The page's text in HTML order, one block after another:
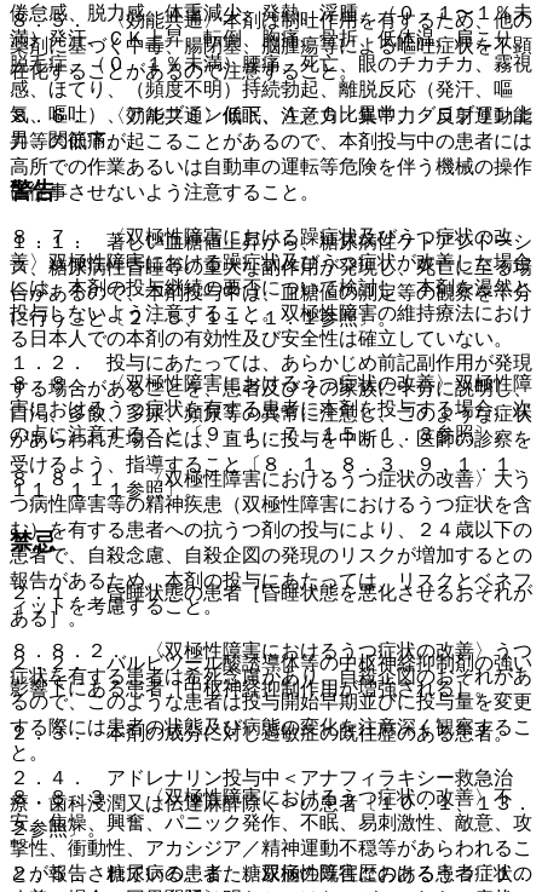
８．５． 〈効能共通〉本剤は制吐作用を有するため、他の
薬剤に基づく中毒、腸閉塞、脳腫瘍等による嘔吐症状を不顕
在化することがあるので注意すること。
８．６． 〈効能共通〉傾眠、注意力・集中力・反射運動能
力等の低下が起こることがあるので、本剤投与中の患者には
高所での作業あるいは自動車の運転等危険を伴う機械の操作
に従事させないよう注意すること。
８．７． 〈双極性障害における躁症状及びうつ症状の改
善〉双極性障害における躁症状及びうつ症状が改善した場合
には、本剤の投与継続の要否について検討し、本剤を漫然と
投与しないよう注意すること。双極性障害の維持療法におけ
る日本人での本剤の有効性及び安全性は確立していない。
８．８． 〈双極性障害におけるうつ症状の改善〉双極性障
害におけるうつ症状を有する患者に本剤を投与する場合、次
の点に注意すること〔９．１．７、１５．１．３参照〕。
８．８．１． 〈双極性障害におけるうつ症状の改善〉大う
つ病性障害等の精神疾患（双極性障害におけるうつ症状を含
む）を有する患者への抗うつ剤の投与により、２４歳以下の
患者で、自殺念慮、自殺企図の発現のリスクが増加するとの
報告があるため、本剤の投与にあたっては、リスクとベネフ
ィットを考慮すること。
８．８．２． 〈双極性障害におけるうつ症状の改善〉うつ
症状を有する患者は希死念慮があり、自殺企図のおそれがあ
るので、このような患者は投与開始早期並びに投与量を変更
する際には患者の状態及び病態の変化を注意深く観察するこ
と。
８．８．３． 〈双極性障害におけるうつ症状の改善〉不
安、焦燥、興奮、パニック発作、不眠、易刺激性、敵意、攻
撃性、衝動性、アカシジア／精神運動不穏等があらわれるこ
とが報告されている。また、双極性障害におけるうつ症状の
倦怠感、脱力感、体重減少、発熱、浮腫、（０．１〜１％未
満）発汗、ＣＫ上昇、転倒、胸痛、骨折、低体温、肩こり、
脱毛症、（０．１％未満）腰痛、死亡、眼のチカチカ、霧視
感、ほてり、（頻度不明）持続勃起、離脱反応（発汗、嘔
気、嘔吐）、アルブミン低下、Ａ／Ｇ比異常、グロブリン上
昇、関節痛。
警告
１．１． 著しい血糖値上昇から、糖尿病性ケトアシドーシ
ス、糖尿病性昏睡等の重大な副作用が発現し、死亡に至る場
合があるので、本剤投与中は、血糖値の測定等の観察を十分
に行うこと〔２．５、１１．１．１参照〕。
１．２． 投与にあたっては、あらかじめ前記副作用が発現
する場合があることを、患者及びその家族に十分に説明し、
口渇、多飲、多尿、頻尿等の異常に注意し、このような症状
があらわれた場合には、直ちに投与を中断し、医師の診察を
受けるよう、指導すること〔８．１、８．３、９．１．１、
１１．１．１参照〕。
禁忌
２．１． 昏睡状態の患者［昏睡状態を悪化させるおそれが
ある］。
２．２． バルビツール酸誘導体等の中枢神経抑制剤の強い
影響下にある患者［中枢神経抑制作用が増強される］。
２．３． 本剤の成分に対し過敏症の既往歴のある患者。
２．４． アドレナリン投与中＜アナフィラキシー救急治
療・歯科浸潤又は伝達麻酔除く＞の患者〔１０．１、１３．
２参照〕。
２．５． 糖尿病の患者、糖尿病の既往歴のある患者〔１．